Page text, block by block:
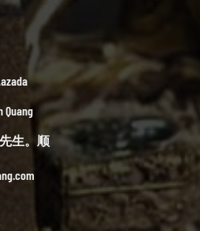
Quang
先生。顺